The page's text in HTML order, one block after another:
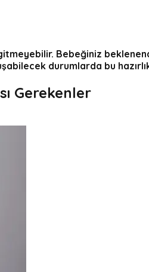
Bebeğiniz
durumlarda bu
Gerekenler